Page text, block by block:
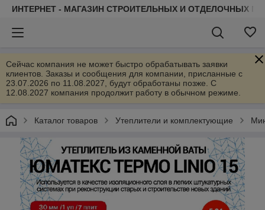
ИНТЕРНЕТ - МАГАЗИН СТРОИТЕЛЬНЫХ И ОТДЕЛОЧНЫХ
Сейчас компания не может быстро обрабатывать заявки
клиентов. Заказы и сообщения для компании, присланные с
23.07.2026 по 11.08.2027, будут обработаны позже. С
12.08.2027 компания продолжит работу в обычном режиме.
Каталог товаров Утеплители и комплектующие